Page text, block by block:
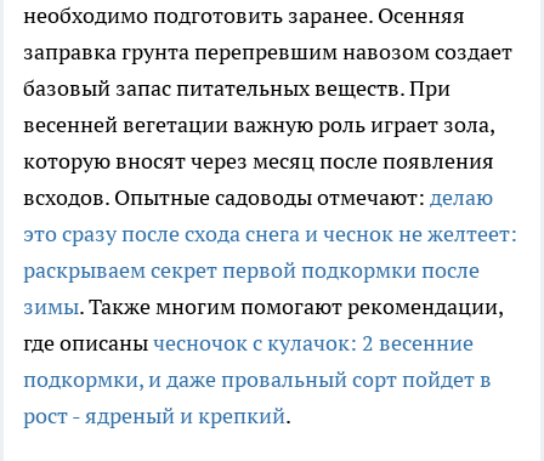
необходимо подготовить заранее. Осенняя
заправка грунта перепревшим навозом создает
базовый запас питательных веществ. При
весенней вегетации важную роль играет зола,
которую вносят через месяц после появления
всходов. Опытные садоводы отмечают: делаю
это сразу после схода снега и чеснок не желтеет:
раскрываем секрет первой подкормки после
зимы. Также многим помогают рекомендации,
где описанычесночок с кулачок: 2 весенние
подкормки, и даже провальный сорт пойдет в
рост - ядреный и крепкий.